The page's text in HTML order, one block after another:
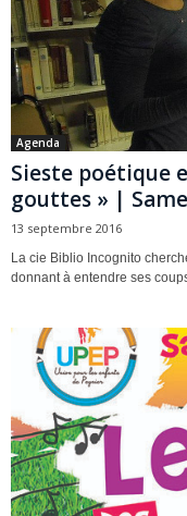
Agenda
Sieste poétique
gouttes » |
13 septembre 2016
La cie Biblio Incognito
donnant à entendre ses